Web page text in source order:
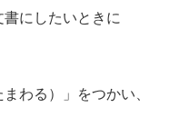
にしたいときに
わる）」をつかい、